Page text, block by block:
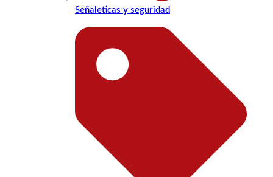
Señaleticas y seguridad